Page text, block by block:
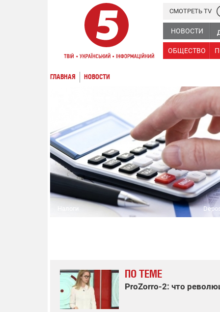
НОВОСТИ
ОБЩЕСТВО
СМОТРЕТЬ TV
ГЛАВНАЯ НОВОСТИ
Налоги
ПО ТЕМЕ
ProZorro-2: чтоЧасть